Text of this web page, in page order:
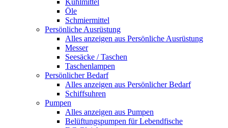
Kühlmittel
Öle
Schmiermittel
Persönliche Ausrüstung
Alles anzeigen aus Persönliche Ausrüstung
Messer
Seesäcke / Taschen
Taschenlampen
Persönlicher Bedarf
Alles anzeigen aus Persönlicher Bedarf
Schiffsuhren
Pumpen
Alles anzeigen aus Pumpen
Belüftungspumpen für Lebendfische